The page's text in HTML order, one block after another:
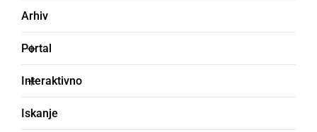
Arhiv
Portal
Interaktivno
Iskanje
GOSPODARSTVO